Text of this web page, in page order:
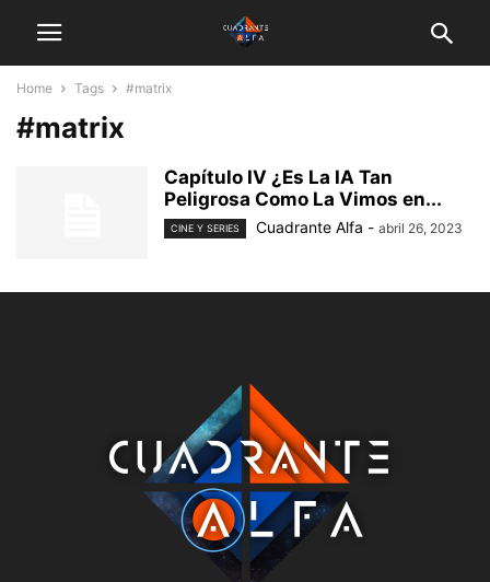
Home Tags #matrix
#matrix
Capítulo IV ¿Es La IA Tan
Peligrosa Como La Vimos en...
CINE Y SERIES Cuadrante Alfa - abril 26, 2023